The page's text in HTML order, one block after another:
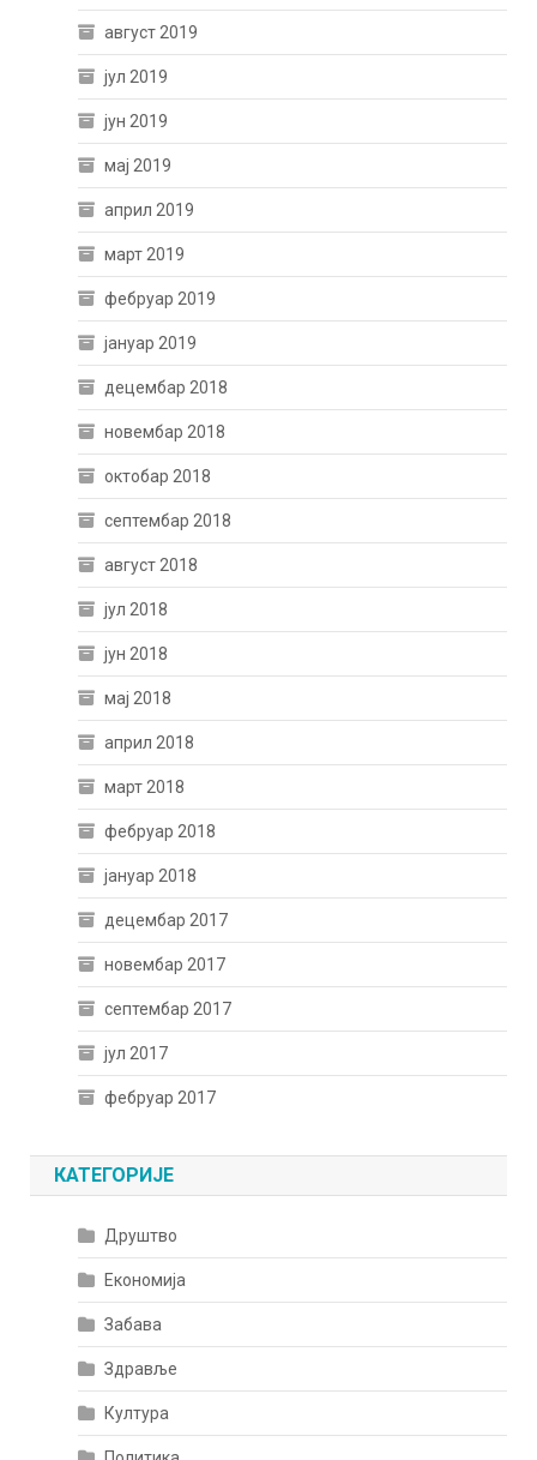
август 2019
јул 2019
јун 2019
мај 2019
април 2019
март 2019
фебруар 2019
јануар 2019
децембар 2018
новембар 2018
октобар 2018
септембар 2018
август 2018
јул 2018
јун 2018
мај 2018
април 2018
март 2018
фебруар 2018
јануар 2018
децембар 2017
новембар 2017
септембар 2017
јул 2017
фебруар 2017
КАТЕГОРИЈЕ
Друштво
Економија
Забава
Здравље
Култура